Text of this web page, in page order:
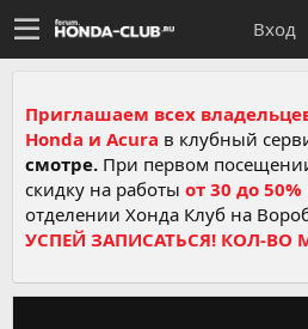
Вход
Приглашаем всех
Honda и Acura в клубный
смотре. При первом
скидку на работы от 30 до 50%
отделении Хонда Клуб на
УСПЕЙ ЗАПИСАТЬСЯ! КОЛ-ВО